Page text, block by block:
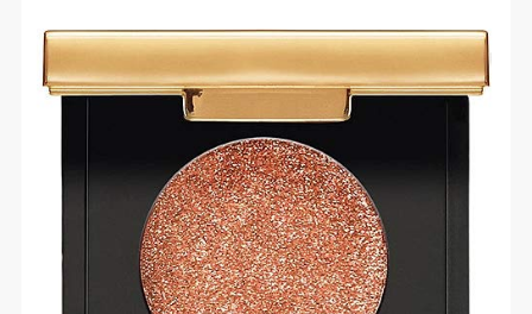
Yahoo!ショッピングで探
す